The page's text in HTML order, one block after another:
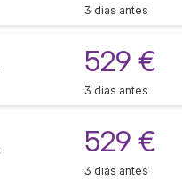
3 dias antes
529 €
3 dias antes
529 €
3 dias antes